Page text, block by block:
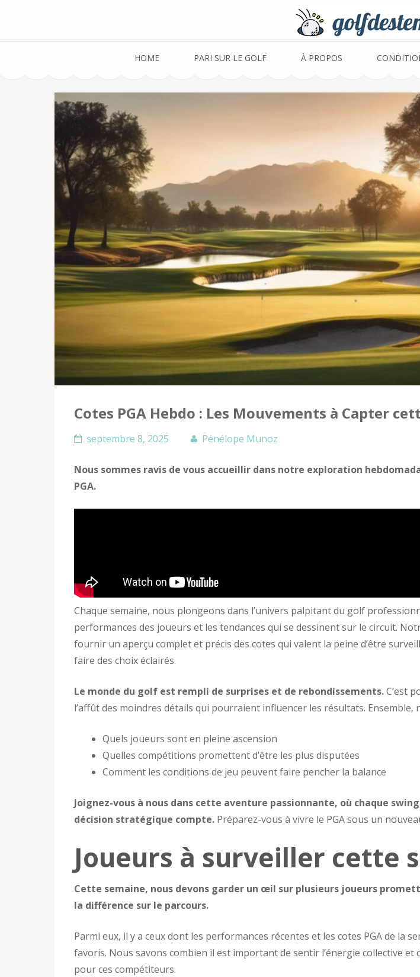
Golfdestempliers.fr – Pari sur
HOME PARI SUR LE GOLF À PROPOS
Cotes PGA Hebdo : Les Mouvements à Capter
septembre 8, 2025 Pénélope Munoz
Nous sommes ravis de vous accueillir dans notre exploration
PGA.
Chaque semaine, nous plongeons dans l’univers palpitant du golf
performances des joueurs et les tendances qui se dessinent sur le circuit.
fournir un aperçu complet et précis des cotes qui valent la peine d’être
faire des choix éclairés.
Le monde du golf est rempli de surprises et de rebondissements.C’est
l’affût des moindres détails qui pourraient influencer les résultats. Ensemble,
Quels joueurs sont en pleine ascension
Quelles compétitions promettent d’être les plus disputées
Comment les conditions de jeu peuvent faire pencher la balance
Joignez-vous à nous dans cette aventure passionnante, où chaque
décision stratégique compte. Préparez-vous à vivre le PGA sous un
Joueurs à surveiller cette
Cette semaine, nous devons garder un œil sur plusieurs joueurs
la différence sur le parcours.
Parmi eux, il y a ceux dont les performances récentes et les cotes PGA de la
favoris. Nous savons combien il est important de sentir l’énergie collective et
pour ces compétiteurs.